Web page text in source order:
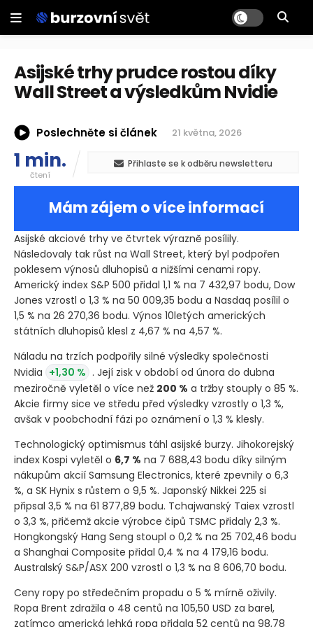
Asijské trhy prudce rostou díky
Wall Street a výsledkům Nvidie
Poslechněte si článek 21 května, 2026
1 min.
čtení
Přihlaste se k odběru newsletteru
Mám zájem o více informací
Asijské akciové trhy ve čtvrtek výrazně posílily.
Následovaly tak růst na Wall Street, který byl podpořen
poklesem výnosů dluhopisů a nižšími cenami ropy.
Americký index S&P 500 přidal 1,1 % na 7 432,97 bodu, Dow
Jones vzrostl o 1,3 % na 50 009,35 bodu a Nasdaq posílil o
1,5 % na 26 270,36 bodu. Výnos 10letých amerických
státních dluhopisů klesl z 4,67 % na 4,57 %.
Náladu na trzích podpořily silné výsledky společnosti
Nvidia +1,30 % . Její zisk v období od února do dubna
meziročně vyletěl o více než 200 % a tržby stouply o 85 %.
Akcie firmy sice ve středu před výsledky vzrostly o 1,3 %,
avšak v poobchodní fázi po oznámení o 1,3 % klesly.
Technologický optimismus táhl asijské burzy. Jihokorejský
index Kospi vyletěl o 6,7 % na 7 688,43 bodu díky silným
nákupům akcií Samsung Electronics, které zpevnily o 6,3
%, a SK Hynix s růstem o 9,5 %. Japonský Nikkei 225 si
připsal 3,5 % na 61 877,89 bodu. Tchajwanský Taiex vzrostl
o 3,3 %, přičemž akcie výrobce čipů TSMC přidaly 2,3 %.
Hongkongský Hang Seng stoupl o 0,2 % na 25 702,46 bodu
a Shanghai Composite přidal 0,4 % na 4 179,16 bodu.
Australský S&P/ASX 200 vzrostl o 1,3 % na 8 606,70 bodu.
Ceny ropy po středečním propadu o 5 % mírně oživily.
Ropa Brent zdražila o 48 centů na 105,50 USD za barel,
zatímco americká lehká ropa přidala 52 centů na 98,78